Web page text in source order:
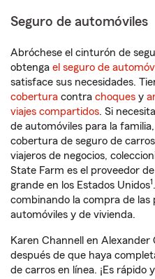
Seguro de automóviles
Abróchese el cinturón de
obtenga el seguro de
satisface sus necesidades.
cobertura contra choques y
viajes compartidos. Si
de automóviles para la
cobertura de seguro de
viajeros de negocios,
State Farm es el proveedor
grande en los Estados Unidos1
combinando la compra de las
automóviles y de vivienda.
Karen Channell en
después de que haya
de carros en línea. ¡Es rápido